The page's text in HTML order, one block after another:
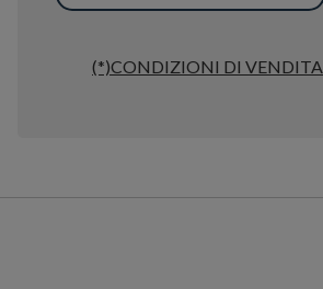
(*)CONDIZIONI DI VENDITA